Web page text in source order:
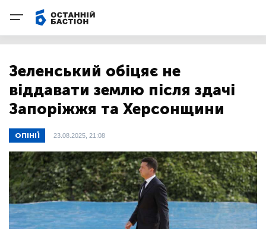
Зеленський обіцяє не
віддавати землю після здачі
Запоріжжя та Херсонщини
ОПІНІЇ 23.08.2025, 21:08